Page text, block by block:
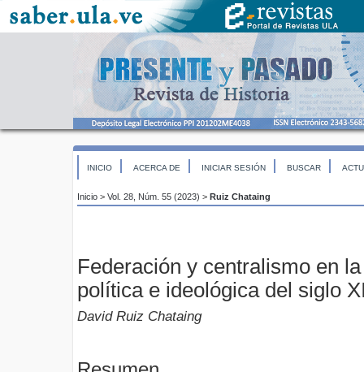
INICIO ACERCA DE INICIAR SESIÓN BUSCAR
Inicio > Vol. 28, Núm. 55 (2023) > Ruiz Chataing
Federación y centralismo en
política e ideológica del siglo
David Ruiz Chataing